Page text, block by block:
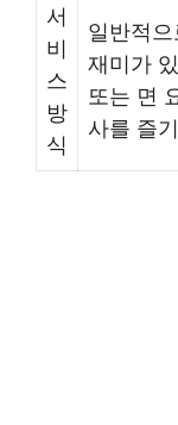
서
비
스
방
식
일반적
재미가
또는 면
사를 즐